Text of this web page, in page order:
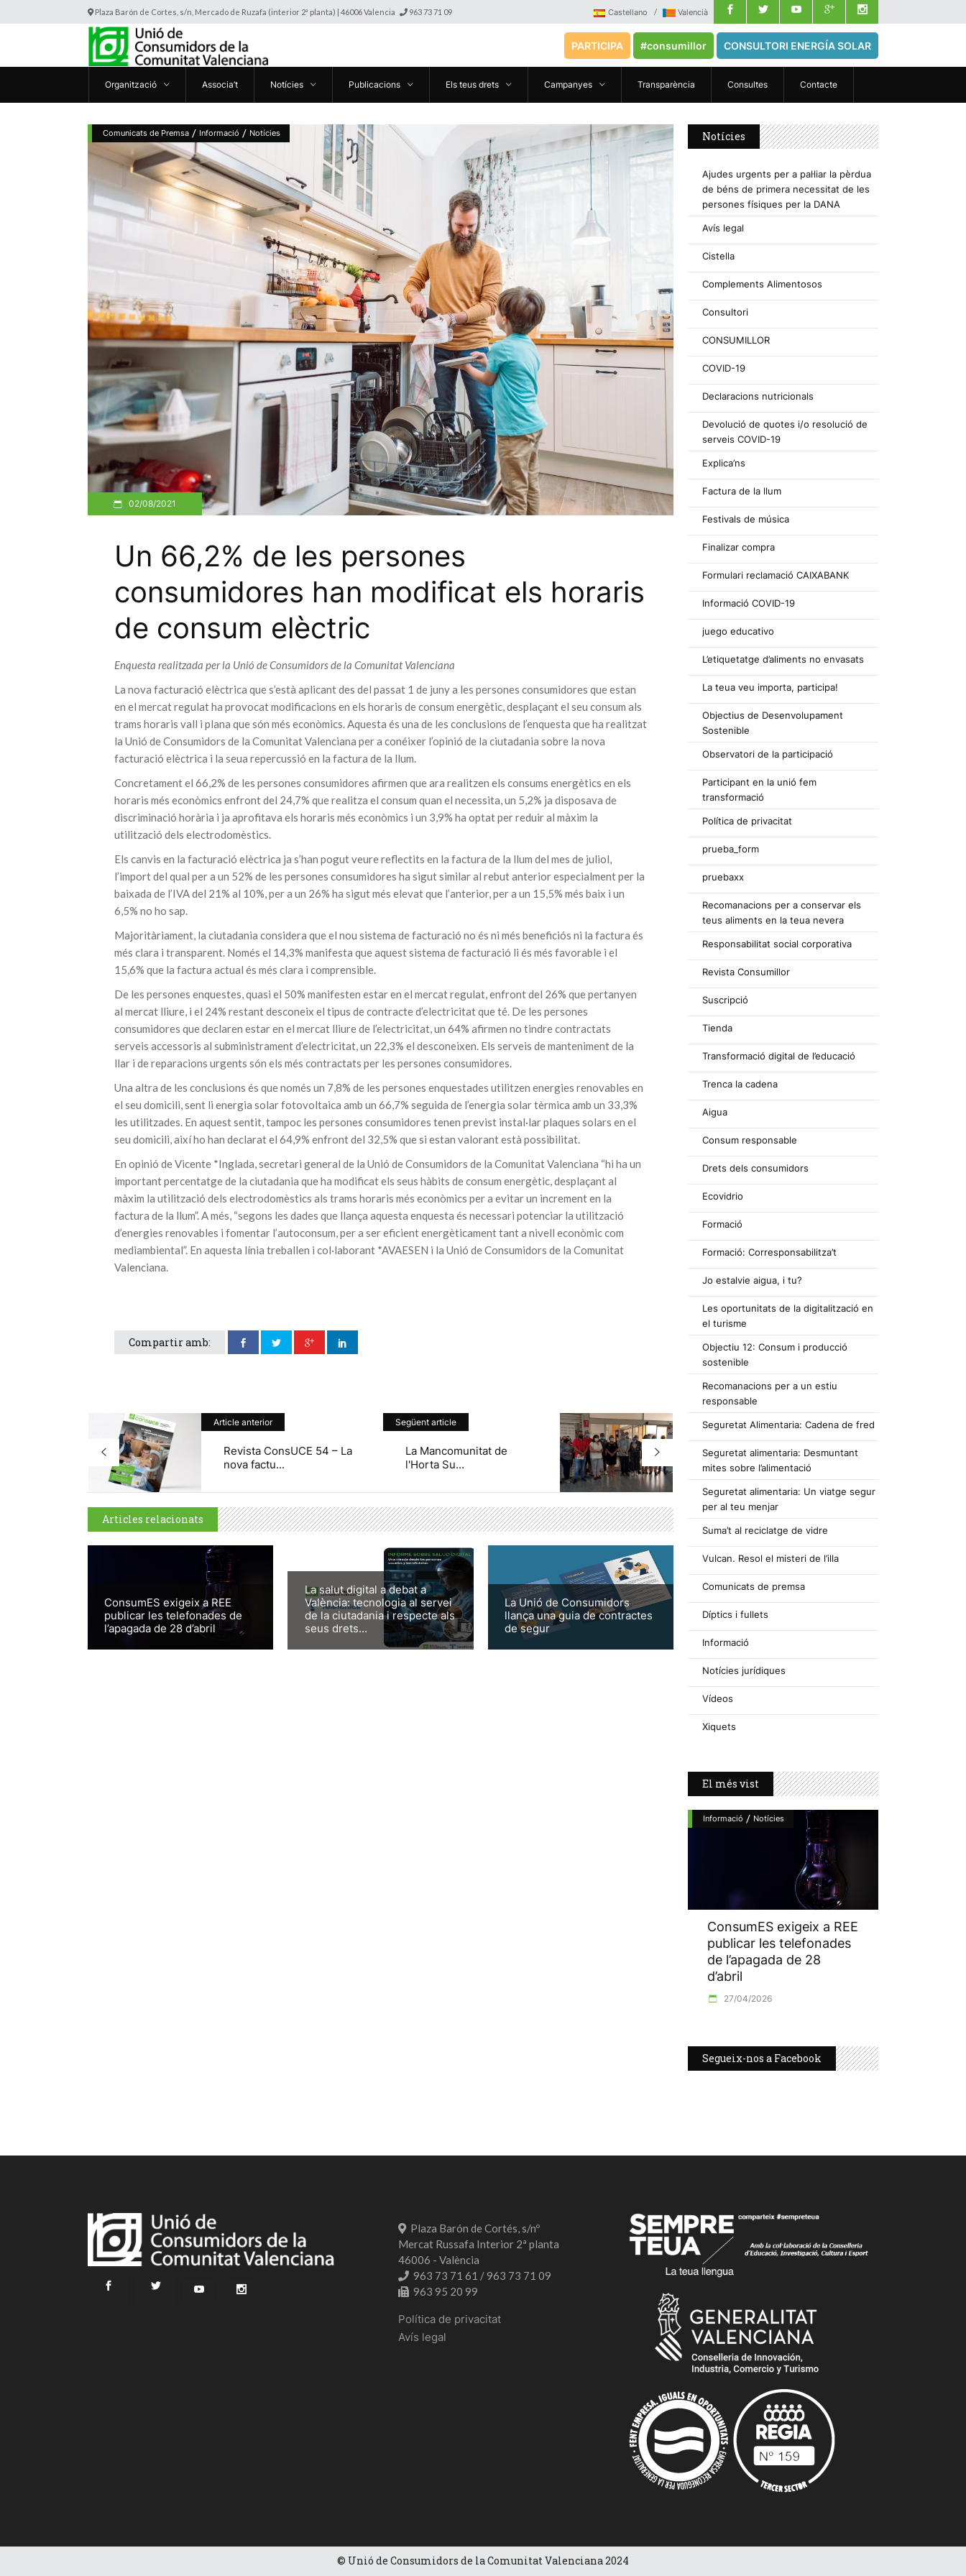
Plaza Barón de Cortes, s/n, Mercado de Ruzafa (interior 2ª planta) | 46006 Valencia 963 73 71 09 Castellano Valencià
PARTICIPA #consumillor CONSULTORI ENERGÍA SOLAR
Organització Associa’t Notícies Publicacions Els teus drets Campanyes Transparència Consultes Contacte
Comunicats de Premsa / Informació / Notícies
02/08/2021
Un 66,2% de les persones
consumidores han modificat els horaris
de consum elèctric
Enquesta realitzada per la Unió de Consumidors de la Comunitat Valenciana
La nova facturació elèctrica que s’està aplicant des del passat 1 de juny a les persones consumidores que estan
en el mercat regulat ha provocat modificacions en els horaris de consum energètic, desplaçant el seu consum als
trams horaris vall i plana que són més econòmics. Aquesta és una de les conclusions de l’enquesta que ha realitzat
la Unió de Consumidors de la Comunitat Valenciana per a conéixer l’opinió de la ciutadania sobre la nova
facturació elèctrica i la seua repercussió en la factura de la llum.
Concretament el 66,2% de les persones consumidores afirmen que ara realitzen els consums energètics en els
horaris més econòmics enfront del 24,7% que realitza el consum quan el necessita, un 5,2% ja disposava de
discriminació horària i ja aprofitava els horaris més econòmics i un 3,9% ha optat per reduir al màxim la
utilització dels electrodomèstics.
Els canvis en la facturació elèctrica ja s’han pogut veure reflectits en la factura de la llum del mes de juliol,
l’import del qual per a un 52% de les persones consumidores ha sigut similar al rebut anterior especialment per la
baixada de l’IVA del 21% al 10%, per a un 26% ha sigut més elevat que l’anterior, per a un 15,5% més baix i un
6,5% no ho sap.
Majoritàriament, la ciutadania considera que el nou sistema de facturació no és ni més beneficiós ni la factura és
més clara i transparent. Només el 14,3% manifesta que aquest sistema de facturació li és més favorable i el
15,6% que la factura actual és més clara i comprensible.
De les persones enquestes, quasi el 50% manifesten estar en el mercat regulat, enfront del 26% que pertanyen
al mercat lliure, i el 24% restant desconeix el tipus de contracte d’electricitat que té. De les persones
consumidores que declaren estar en el mercat lliure de l’electricitat, un 64% afirmen no tindre contractats
serveis accessoris al subministrament d’electricitat, un 22,3% el desconeixen. Els serveis de manteniment de la
llar i de reparacions urgents són els més contractats per les persones consumidores.
Una altra de les conclusions és que només un 7,8% de les persones enquestades utilitzen energies renovables en
el seu domicili, sent li energia solar fotovoltaica amb un 66,7% seguida de l’energia solar tèrmica amb un 33,3%
les utilitzades. En aquest sentit, tampoc les persones consumidores tenen previst instal·lar plaques solars en el
seu domicili, així ho han declarat el 64,9% enfront del 32,5% que si estan valorant està possibilitat.
En opinió de Vicente *Inglada, secretari general de la Unió de Consumidors de la Comunitat Valenciana “hi ha un
important percentatge de la ciutadania que ha modificat els seus hàbits de consum energètic, desplaçant al
màxim la utilització dels electrodomèstics als trams horaris més econòmics per a evitar un increment en la
factura de la llum”. A més, “segons les dades que llança aquesta enquesta és necessari potenciar la utilització
d’energies renovables i fomentar l’autoconsum, per a ser eficient energèticament tant a nivell econòmic com
mediambiental”. En aquesta línia treballen i col·laborant *AVAESEN i la Unió de Consumidors de la Comunitat
Valenciana.
Compartir amb:
Article anterior
Revista ConsUCE 54 – La
nova factu...
Següent article
La Mancomunitat de
l'Horta Su...
Articles relacionats
ConsumES exigeix a REE
publicar les telefonades de
l’apagada de 28 d’abril
La salut digital a debat a
València: tecnologia al servei
de la ciutadania i respecte als
seus drets...
La Unió de Consumidors
llança una guia de contractes
de segur
Notícies
Ajudes urgents per a pal·liar la pèrdua
de béns de primera necessitat de les
persones físiques per la DANA
Avís legal
Cistella
Complements Alimentosos
Consultori
CONSUMILLOR
COVID-19
Declaracions nutricionals
Devolució de quotes i/o resolució de
serveis COVID-19
Explica’ns
Factura de la llum
Festivals de música
Finalizar compra
Formulari reclamació CAIXABANK
Informació COVID-19
juego educativo
L’etiquetatge d’aliments no envasats
La teua veu importa, participa!
Objectius de Desenvolupament
Sostenible
Observatori de la participació
Participant en la unió fem
transformació
Política de privacitat
prueba_form
pruebaxx
Recomanacions per a conservar els
teus aliments en la teua nevera
Responsabilitat social corporativa
Revista Consumillor
Suscripció
Tienda
Transformació digital de l’educació
Trenca la cadena
Aigua
Consum responsable
Drets dels consumidors
Ecovidrio
Formació
Formació: Corresponsabilitza’t
Jo estalvie aigua, i tu?
Les oportunitats de la digitalització en
el turisme
Objectiu 12: Consum i producció
sostenible
Recomanacions per a un estiu
responsable
Seguretat Alimentaria: Cadena de fred
Seguretat alimentaria: Desmuntant
mites sobre l’alimentació
Seguretat alimentaria: Un viatge segur
per al teu menjar
Suma’t al reciclatge de vidre
Vulcan. Resol el misteri de l’illa
Comunicats de premsa
Díptics i fullets
Informació
Notícies jurídiques
Vídeos
Xiquets
El més vist
Informació / Notícies
ConsumES exigeix a REE
publicar les telefonades
de l’apagada de 28
d’abril
27/04/2026
Segueix-nos a Facebook
Plaza Barón de Cortés, s/nº
Mercat Russafa Interior 2ª planta
46006 - València
963 73 71 61 / 963 73 71 09
963 95 20 99
Política de privacitat
Avís legal
© Unió de Consumidors de la Comunitat Valenciana 2024